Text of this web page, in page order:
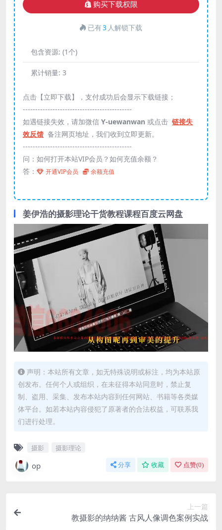
购买下载权限
已有3 人解锁下载
包含资源: (1个)
累计销量: 3
点击【立即下载】，支付成功后会显示下载链接；
--------------------------------------------
如遇链接失效，请加微信 Y-uewanwan 或点击 链接失
效反馈 备注网页地址，我们收到立即更新。
--------------------------------------------
问：如何打开本站VIP会员？如何充值余额？
答：
开通VIP会员 余额充值
姜伊浩的摄影理论干货教程课程百度云网盘
声明：本站所有文章，如无特殊说明或标注，均为本站原
创发布。任何个人或组织，在未征得本站同意时，禁止复
制、盗用、采集、发布本站内容到任何网站、书籍等各类媒
体平台。如若本站内容侵犯了原著者的合法权益，可联系我
们进行处理。
摄影 摄影理论
op 分享 收藏 点赞(0)
上一篇
教摄影的纳纳酱 古风人像调色案例实战